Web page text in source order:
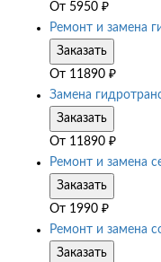
От 5950 ₽
Ремонт и замена
Заказать
От 11890 ₽
Замена
Заказать
От 11890 ₽
Ремонт и замена
Заказать
От 1990 ₽
Ремонт и замена
Заказать